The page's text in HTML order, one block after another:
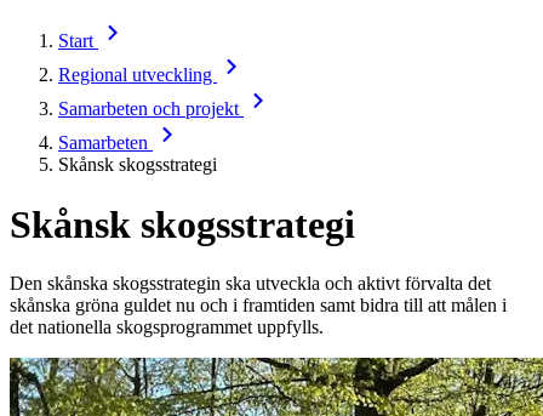
Start
Regional utveckling
Samarbeten och projekt
Samarbeten
Skånsk skogsstrategi
Skånsk skogsstrategi
Den skånska skogsstrategin ska utveckla och aktivt förvalta det
skånska gröna guldet nu och i framtiden samt bidra till att målen i
det nationella skogsprogrammet uppfylls.